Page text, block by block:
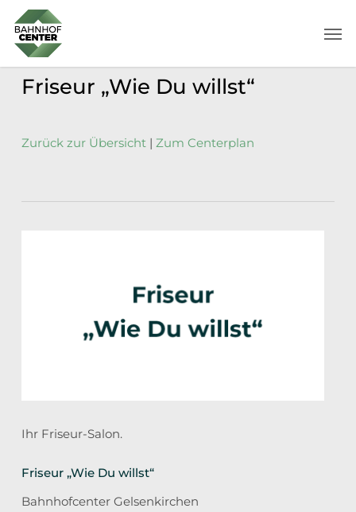
main
content
Friseur „Wie Du willst“
Zurück zur Übersicht| Zum Centerplan
Ihr Friseur-Salon.
Friseur „Wie Du willst“
Bahnhofcenter Gelsenkirchen